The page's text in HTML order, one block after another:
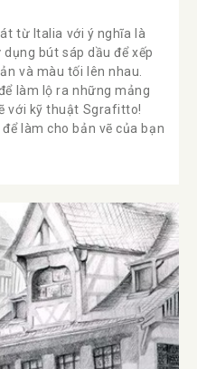
từ Italia với ý nghĩa là
bút sáp dầu để xếp
và màu tối lên nhau.
làm lộ ra những mảng
với kỹ thuật Sgrafitto!
làm cho bản vẽ của bạn